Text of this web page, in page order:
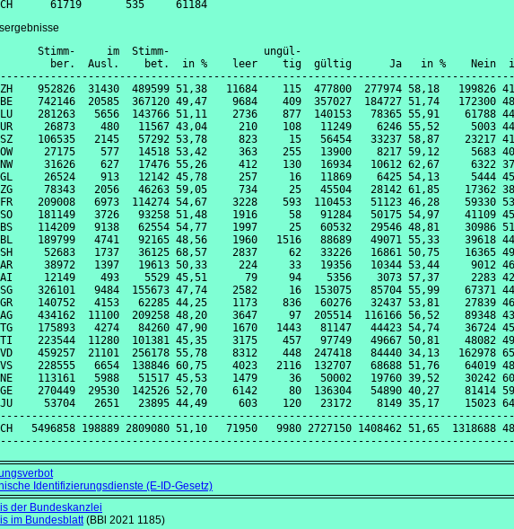
      Stimm-     im  Stimm-               ungül-
ber.  Ausl.    bet.  in %    leer    tig  gültig      Ja   in %    Nein
ZH    952826  31430  489599 51,38   11684    115  477800  277974 58,18   199826
BE    742146  20585  367120 49,47    9684    409  357027  184727 51,74   172300
LU    281263   5656  143766 51,11    2736    877  140153   78365 55,91    61788
UR     26873    480   11567 43,04     210    108   11249    6246 55,52     5003
SZ    106535   2145   57292 53,78     823     15   56454   33237 58,87    23217
OW     27175    577   14518 53,42     363    255   13900    8217 59,12     5683
NW     31626    627   17476 55,26     412    130   16934   10612 62,67     6322
GL     26524    913   12142 45,78     257     16   11869    6425 54,13     5444
ZG     78343   2056   46263 59,05     734     25   45504   28142 61,85    17362
FR    209008   6973  114274 54,67    3228    593  110453   51123 46,28    59330
SO    181149   3726   93258 51,48    1916     58   91284   50175 54,97    41109
BS    114209   9138   62554 54,77    1997     25   60532   29546 48,81    30986
BL    189799   4741   92165 48,56    1960   1516   88689   49071 55,33    39618
SH     52683   1737   36125 68,57    2837     62   33226   16861 50,75    16365
AR     38972   1397   19613 50,33     224     33   19356   10344 53,44     9012
AI     12149    493    5529 45,51      79     94    5356    3073 57,37     2283
SG    326101   9484  155673 47,74    2582     16  153075   85704 55,99    67371
GR    140752   4153   62285 44,25    1173    836   60276   32437 53,81    27839
AG    434162  11100  209258 48,20    3647     97  205514  116166 56,52    89348
TG    175893   4274   84260 47,90    1670   1443   81147   44423 54,74    36724
TI    223544  11280  101381 45,35    3175    457   97749   49667 50,81    48082
VD    459257  21101  256178 55,78    8312    448  247418   84440 34,13   162978
VS    228555   6654  138846 60,75    4023   2116  132707   68688 51,76    64019
NE    113161   5988   51517 45,53    1479     36   50002   19760 39,52    30242
GE    270449  29530  142526 52,70    6142     80  136304   54890 40,27    81414
JU     53704   2651   23895 44,49     603    120   23172    8149 35,17    15023
CH   5496858 198889 2809080 51,10   71950   9980 2727150 1408462 51,65  1318688
Identifizierungsdienste (E-ID-Gesetz)
der Bundeskanzlei
im Bundesblatt(BBl 2021 1185)